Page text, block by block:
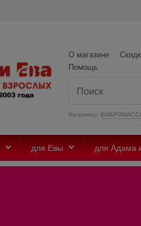
О магазине
Помощь
Например:
для Евы для Адама